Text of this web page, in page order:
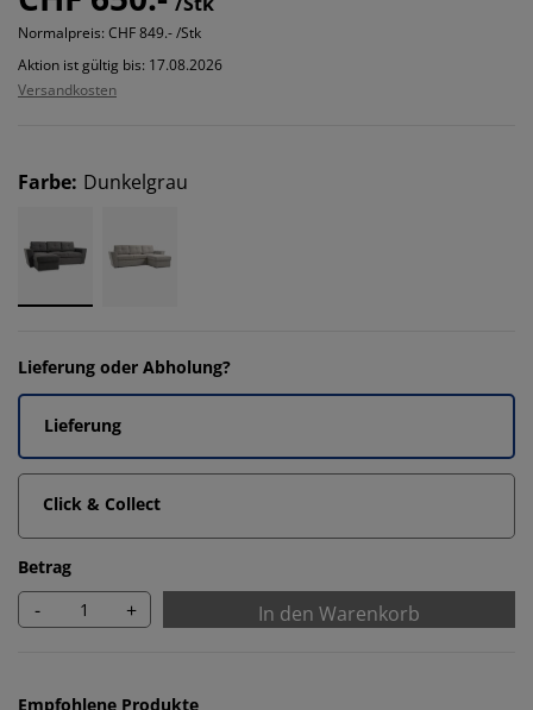
Normalpreis: CHF 849.- /Stk
Aktion ist gültig bis: 17.08.2026
Versandkosten
Farbe: Dunkelgrau
Lieferung oder Abholung?
Lieferung
Click & Collect
Betrag
- + In den Warenkorb
Empfohlene Produkte